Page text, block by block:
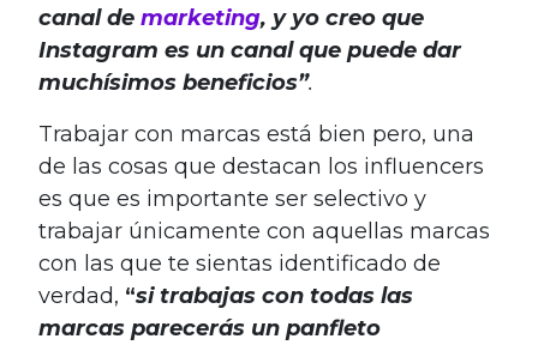
canal de marketing, y yo creo que
Instagram es un canal que puede dar
muchísimos beneficios”.
Trabajar con marcas está bien pero, una
de las cosas que destacan los influencers
es que es importante ser selectivo y
trabajar únicamente con aquellas marcas
con las que te sientas identificado de
verdad, “si trabajas con todas las
marcas parecerás un panfleto